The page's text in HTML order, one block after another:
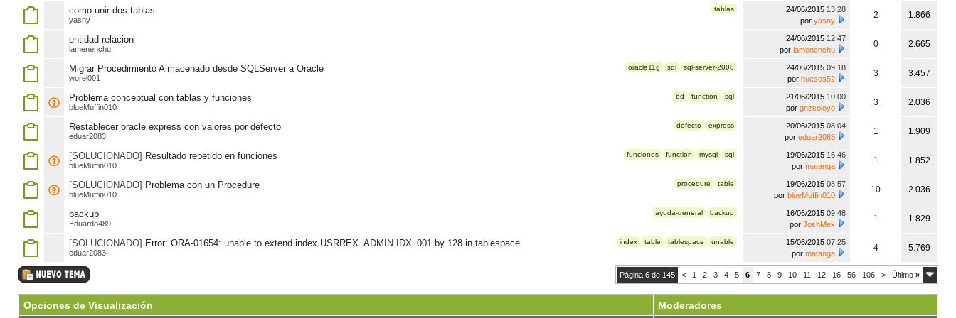
tablas
como unir dos tablas
yasny
24/06/2015 13:28
por yasny
2 1.866
entidad-relacion
lamenenchu
24/06/2015 12:47
por lamenenchu
0 2.665
oracle11g sql sql-server-2008
Migrar Procedimiento Almacenado desde SQLServer a Oracle
worel001
24/06/2015 09:18
por huesos52
3 3.457
bd function sql
Problema conceptual con tablas y funciones
blueMuffin010
21/06/2015 10:00
por gnzsoloyo
3 2.036
defecto express
Restablecer oracle express con valores por defecto
eduar2083
20/06/2015 08:04
por eduar2083
1 1.909
funciones function mysql sql
[SOLUCIONADO] Resultado repetido en funciones
blueMuffin010
19/06/2015 16:46
por matanga
1 1.852
procedure table
[SOLUCIONADO] Problema con un Procedure
blueMuffin010
19/06/2015 08:57
por blueMuffin010
10 2.036
ayuda-general backup
backup
Eduardo489
16/06/2015 09:48
por JoshMex
1 1.829
index table tablespace unable
[SOLUCIONADO] Error: ORA-01654: unable to extend index USRREX_ADMIN.IDX_001 by 128 in tablespace
eduar2083
15/06/2015 07:25
por matanga
4 5.769
Página 6 de 145 < 1 2 3 4 5 6 7 8 9 10 11 12 16 56 106 > Último »
Opciones de Visualización Moderadores